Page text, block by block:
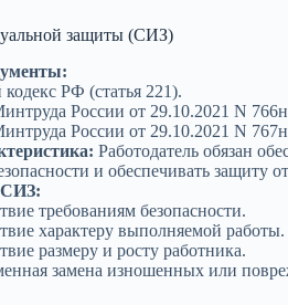
защиты (СИЗ)
кодекс РФ (статья 221).
России от 29.10.2021 N
России от 29.10.2021 N
Работодатель обязан
и обеспечивать защиту
СИЗ:
требованиям безопасности.
характеру выполняемой работы.
размеру и росту работника.
замена изношенных или